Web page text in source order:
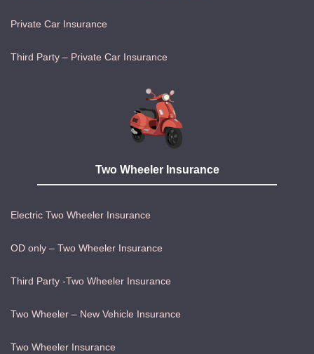
Private Car Insurance
Third Party – Private Car Insurance
Two Wheeler Insurance
Electric Two Wheeler Insurance
OD only – Two Wheeler Insurance
Third Party -Two Wheeler Insurance
Two Wheeler – New Vehicle Insurance
Two Wheeler Insurance